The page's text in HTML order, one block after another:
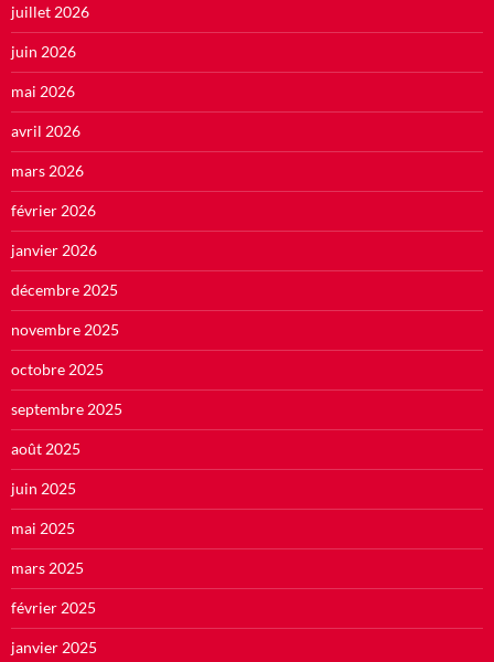
juillet 2026
juin 2026
mai 2026
avril 2026
mars 2026
février 2026
janvier 2026
décembre 2025
novembre 2025
octobre 2025
septembre 2025
août 2025
juin 2025
mai 2025
mars 2025
février 2025
janvier 2025